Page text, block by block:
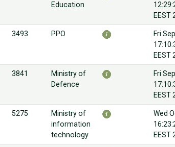
Education
EEST
3493 PPO
Fri
EEST
3841
Ministry of
Defence
Fri
EEST
5275
Ministry of
information
technology
Wed
EEST